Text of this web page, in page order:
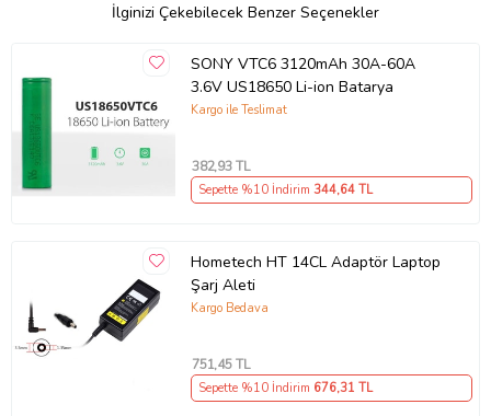
İlginizi Çekebilecek Benzer Seçenekler
SONY VTC6 3120mAh 30A-60A
3.6V US18650 Li-ion Batarya
Kargo ile Teslimat
382,93 TL
Sepette %10 İndirim 344,64 TL
Hometech HT 14CL Adaptör Laptop
Şarj Aleti
Kargo Bedava
751,45 TL
Sepette %10 İndirim 676,31 TL